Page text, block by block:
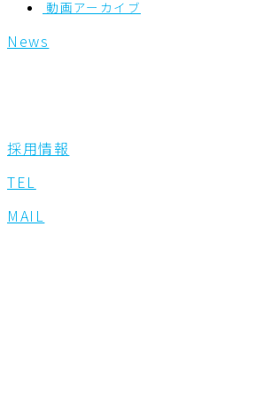
動画アーカイブ
News
採用情報
TEL
MAIL